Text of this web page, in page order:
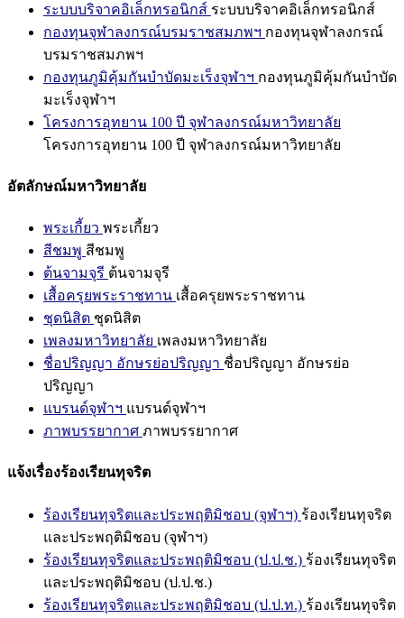
ระบบบริจาคอิเล็กทรอนิกส์ ระบบบริจาคอิเล็กทรอนิกส์
กองทุนจุฬาลงกรณ์บรมราชสมภพฯ กองทุนจุฬาลงกรณ์
บรมราชสมภพฯ
กองทุนภูมิคุ้มกันบำบัดมะเร็งจุฬาฯ กองทุนภูมิคุ้มกันบำบัด
มะเร็งจุฬาฯ
โครงการอุทยาน 100 ปี จุฬาลงกรณ์มหาวิทยาลัย
โครงการอุทยาน 100 ปี จุฬาลงกรณ์มหาวิทยาลัย
อัตลักษณ์มหาวิทยาลัย
พระเกี้ยว พระเกี้ยว
สีชมพู สีชมพู
ต้นจามจุรี ต้นจามจุรี
เสื้อครุยพระราชทาน เสื้อครุยพระราชทาน
ชุดนิสิต ชุดนิสิต
เพลงมหาวิทยาลัย เพลงมหาวิทยาลัย
ชื่อปริญญา อักษรย่อปริญญา ชื่อปริญญา อักษรย่อ
ปริญญา
แบรนด์จุฬาฯ แบรนด์จุฬาฯ
ภาพบรรยากาศ ภาพบรรยากาศ
แจ้งเรื่องร้องเรียนทุจริต
ร้องเรียนทุจริตและประพฤติมิชอบ (จุฬาฯ) ร้องเรียนทุจริต
และประพฤติมิชอบ (จุฬาฯ)
ร้องเรียนทุจริตและประพฤติมิชอบ (ป.ป.ช.) ร้องเรียนทุจริต
และประพฤติมิชอบ (ป.ป.ช.)
ร้องเรียนทุจริตและประพฤติมิชอบ (ป.ป.ท.) ร้องเรียนทุจริต